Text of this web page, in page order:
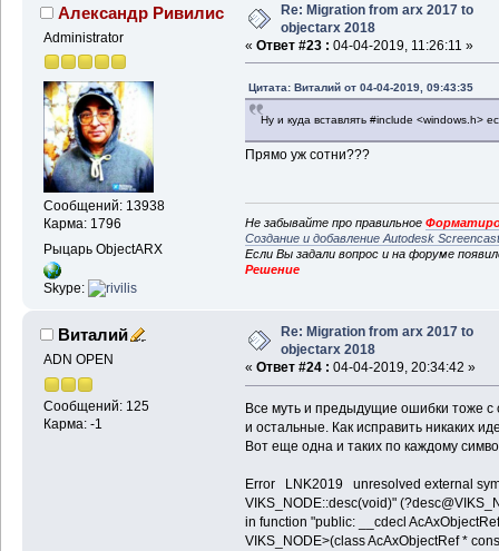
Александр Ривилис
Administrator
Сообщений: 13938
Карма: 1796
Рыцарь ObjectARX
Skype:
Re: Migration from arx 2017 to
objectarx 2018
« Ответ #23 : 04-04-2019, 11:26:11 »
Цитата: Виталий от 04-04-2019, 09:43:35
Ну и куда вставлять #include <windows.h>
Прямо уж сотни???
Не забывайте про правильное
Создание и добавление Autodesk
Если Вы задали вопрос и на форуме
Решение
Виталий
ADN OPEN
Сообщений: 125
Карма: -1
Re: Migration from arx 2017 to
objectarx 2018
« Ответ #24 : 04-04-2019, 20:34:42 »
Все муть и предыдущие ошибки тоже с
и остальные. Как исправить никаких
Вот еще одна и таких по каждому
Error LNK2019 unresolved external
VIKS_NODE::desc(void)"
in function "public: __cdecl
VIKS_NODE>(class AcAxObjectRef *